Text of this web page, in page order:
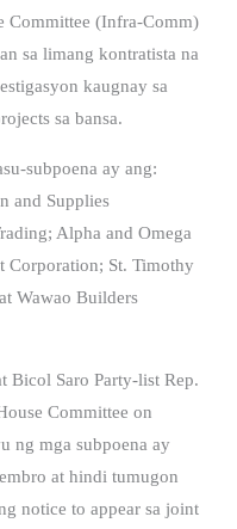
Committee (Infra-Comm)
sa limang kontratista na
kaugnay sa
sa bansa.
subpoena ay ang:
and Supplies
Alpha and Omega
Corporation; St. Timothy
Wawao Builders
Bicol Saro Party-list Rep.
Committee on
ng mga subpoena ay
at hindi tumugon
notice to appear sa joint